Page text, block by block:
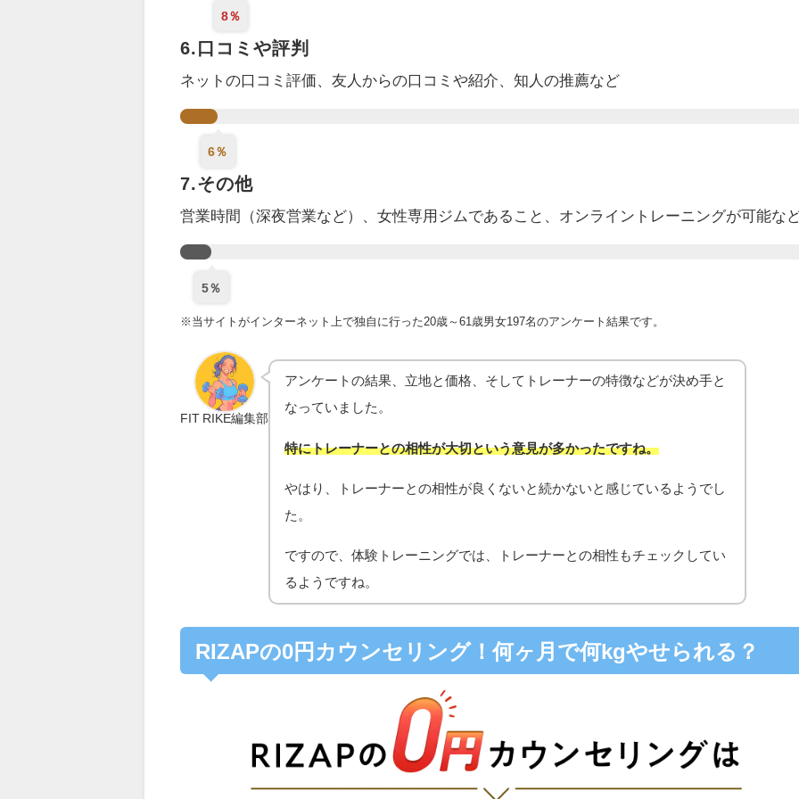
8％
6.口コミや評判
ネットの口コミ評価、友人からの口コミや紹介 、知人の推薦など
6％
7.その他
営業時間（深夜営業など）、女性専用ジムであること、オンライントレーニングが可能な
5％
※当サイトがインターネット上で独自に行った20歳～61歳男女197名のアンケート結果です。
FIT RIKE編集部
アンケートの結果、立地と価格、そしてトレーナーの特徴などが決め手と
なっていました。
特にトレーナーとの相性が大切という意見が多かったですね。
やはり、トレーナーとの相性が良くないと続かないと感じているようでし
た。
ですので、体験トレーニングでは、トレーナーとの相性もチェックしてい
るようですね。
RIZAPの0円カウンセリング！何ヶ月で何kgやせられる？